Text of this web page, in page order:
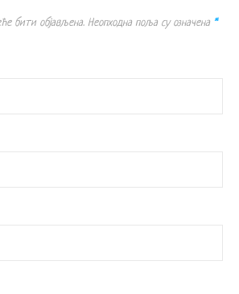
бити објављена. Неопходна поља су означена *